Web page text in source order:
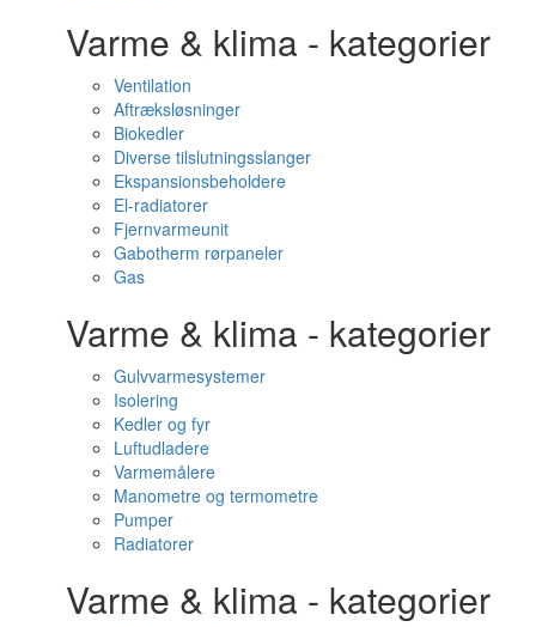
Varme & klima - kategorier
Ventilation
Aftræksløsninger
Biokedler
Diverse tilslutningsslanger
Ekspansionsbeholdere
El-radiatorer
Fjernvarmeunit
Gabotherm rørpaneler
Gas
Varme & klima - kategorier
Gulvvarmesystemer
Isolering
Kedler og fyr
Luftudladere
Varmemålere
Manometre og termometre
Pumper
Radiatorer
Varme & klima - kategorier